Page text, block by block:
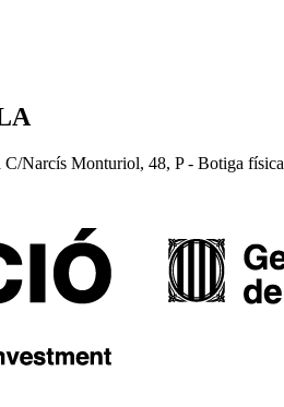
Narcís Monturiol, 48, P - Botiga